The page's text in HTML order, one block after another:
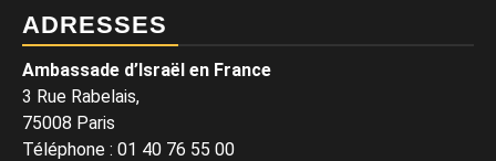
ADRESSES
Ambassade d’Israël en France
3 Rue Rabelais,
75008 Paris
Téléphone : 01 40 76 55 00